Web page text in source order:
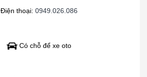
Điện thoại: 0949.026.086
Có chỗ để xe oto